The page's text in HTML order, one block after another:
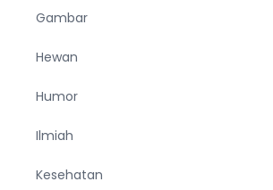
Gambar
Hewan
Humor
Ilmiah
Kesehatan